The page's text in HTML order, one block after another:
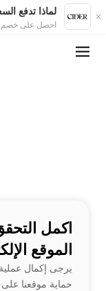
لماذا تدفع
احصل على خصم 15% في التطبيق
اكمل
الموقع
يرجى إكمال
حماية موقعنا